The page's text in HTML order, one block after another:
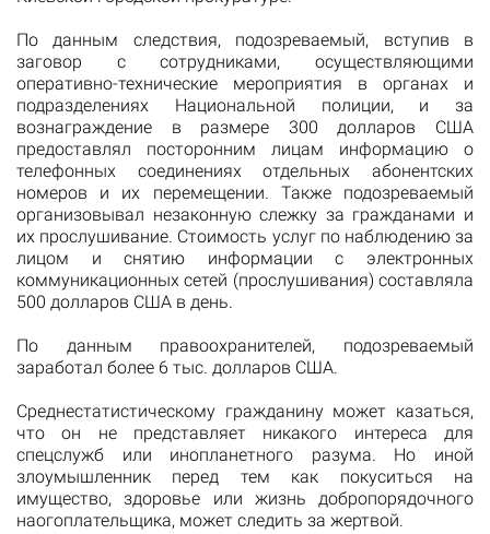
По данным следствия, подозреваемый, вступив в
заговор с сотрудниками, осуществляющими
оперативно-технические мероприятия в органах и
подразделениях Национальной полиции, и за
вознаграждение в размере 300 долларов США
предоставлял посторонним лицам информацию о
телефонных соединениях отдельных абонентских
номеров и их перемещении. Также подозреваемый
организовывал незаконную слежку за гражданами и
их прослушивание. Стоимость услуг по наблюдению за
лицом и снятию информации с электронных
коммуникационных сетей (прослушивания) составляла
500 долларов США в день.
По данным правоохранителей, подозреваемый
заработал более 6 тыс. долларов США.
Среднестатистическому гражданину может казаться,
что он не представляет никакого интереса для
спецслужб или инопланетного разума. Но иной
злоумышленник перед тем как покуситься на
имущество, здоровье или жизнь добропорядочного
наогоплательщика, может следить за жертвой.